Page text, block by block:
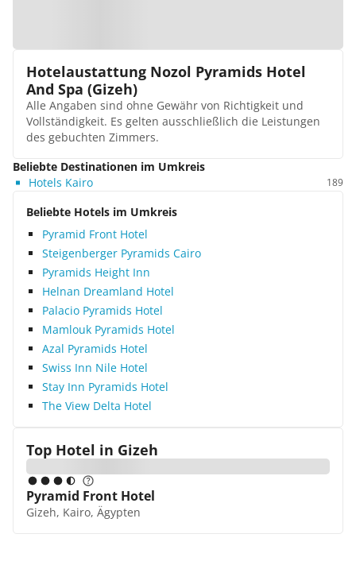
Hotelaustattung Nozol Pyramids Hotel
And Spa (Gizeh)
Alle Angaben sind ohne Gewähr von Richtigkeit und
Vollständigkeit. Es gelten ausschließlich die Leistungen
des gebuchten Zimmers.
Beliebte Destinationen im Umkreis
Hotels Kairo
189
Beliebte Hotels im Umkreis
Pyramid Front Hotel
Steigenberger Pyramids Cairo
Pyramids Height Inn
Helnan Dreamland Hotel
Palacio Pyramids Hotel
Mamlouk Pyramids Hotel
Azal Pyramids Hotel
Swiss Inn Nile Hotel
Stay Inn Pyramids Hotel
The View Delta Hotel
Top Hotel in Gizeh
Pyramid Front Hotel
Gizeh, Kairo, Ägypten